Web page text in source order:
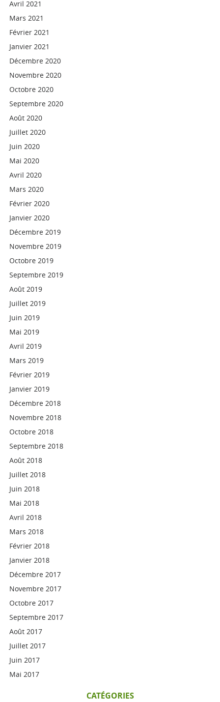
Avril 2021
Mars 2021
Février 2021
Janvier 2021
Décembre 2020
Novembre 2020
Octobre 2020
Septembre 2020
Août 2020
Juillet 2020
Juin 2020
Mai 2020
Avril 2020
Mars 2020
Février 2020
Janvier 2020
Décembre 2019
Novembre 2019
Octobre 2019
Septembre 2019
Août 2019
Juillet 2019
Juin 2019
Mai 2019
Avril 2019
Mars 2019
Février 2019
Janvier 2019
Décembre 2018
Novembre 2018
Octobre 2018
Septembre 2018
Août 2018
Juillet 2018
Juin 2018
Mai 2018
Avril 2018
Mars 2018
Février 2018
Janvier 2018
Décembre 2017
Novembre 2017
Octobre 2017
Septembre 2017
Août 2017
Juillet 2017
Juin 2017
Mai 2017
CATÉGORIES